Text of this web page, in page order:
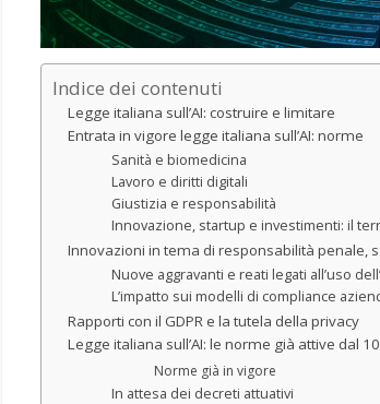
Indice dei contenuti
Legge italiana sull’AI: costruire e limitare
Entrata in vigore legge italiana sull’AI: norme
Sanità e biomedicina
Lavoro e diritti digitali
Giustizia e responsabilità
Innovazione, startup e investimenti: il
Innovazioni in tema di responsabilità penale,
Nuove aggravanti e reati legati all’uso
L’impatto sui modelli di compliance
Rapporti con il GDPR e la tutela della privacy
Legge italiana sull’AI: le norme già attive dal
Norme già in vigore
In attesa dei decreti attuativi